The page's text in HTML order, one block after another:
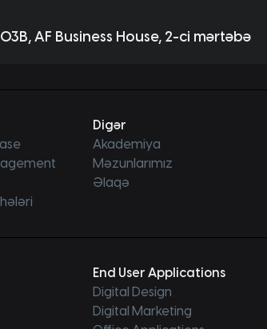
AF Business House, 2-ci mərtəbə
Digər
Akademiya
Məzunlarımız
Əlaqə
End User Applications
Digital Design
Digital Marketing